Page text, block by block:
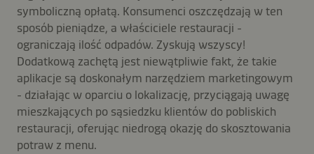
symboliczną opłatą. Konsumenci oszczędzają w ten
sposób pieniądze, a właściciele restauracji -
ograniczają ilość odpadów. Zyskują wszyscy!
Dodatkową zachętą jest niewątpliwie fakt, że takie
aplikacje są doskonałym narzędziem marketingowym
- działając w oparciu o lokalizację, przyciągają uwagę
mieszkających po sąsiedzku klientów do pobliskich
restauracji, oferując niedrogą okazję do skosztowania
potraw z menu.